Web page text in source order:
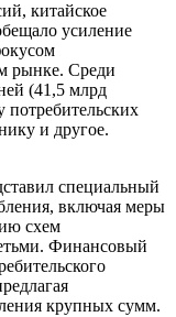
китайское
усиление
рынке. Среди
(41,5 млрд
и другое.
специальный
включая меры
схем
Финансовый
крупных сумм.